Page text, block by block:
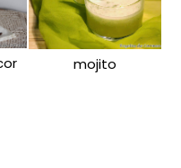
mojito